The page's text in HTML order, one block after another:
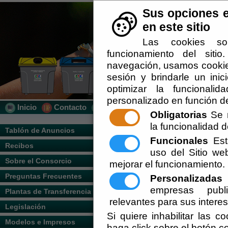
Sus opciones
en este sitio
Las cookies
funcionamiento del
navegación, usamos
sesión y brindarle un
optimizar la
personalizado en función
Obligatorias Se
la funcionalidad
Funcionales
uso del Sitio
mejorar el funcionamiento.
Personalizadas
empresas
relevantes para sus
Si quiere inhabilitar las
Inicio Contacto Localización
Tablón de Anuncios
Recibos
Sobre el Consorcio
Preguntas Frecuentes
Plantas de Transferencia
Legislación
Modelos e Impresos
Usted se encuentra aquí:Inicio //
Escuchar
El equipo del IES
Reciclaje,